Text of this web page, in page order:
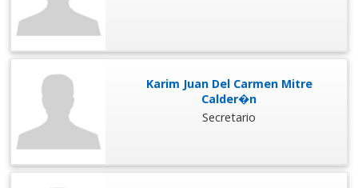
Karim Juan Del Carmen Mitre
Calder�n
Secretario